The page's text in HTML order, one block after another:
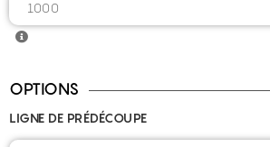
OPTIONS
LIGNE DE PRÉDÉCOUPE